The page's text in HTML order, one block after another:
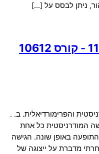
ניתן לבסס על […]
והפרימורדיאלית. ב. .
המודרניסטית כל אחת
באופן שונה. הגישה
מדברת על ייצוגה של